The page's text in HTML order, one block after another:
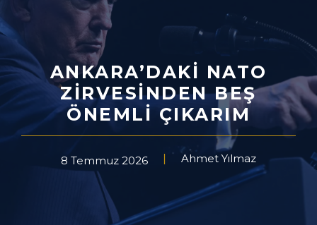
ANKARA’DAKI NATO
ZIRVESINDEN BEŞ
ÖNEMLI ÇIKARIM
8 Temmuz 2026 Ahmet Yılmaz